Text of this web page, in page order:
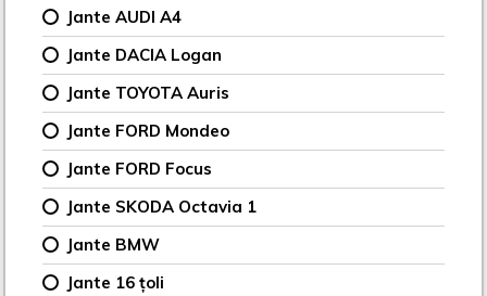
Jante AUDI A4
Jante DACIA Logan
Jante TOYOTA Auris
Jante FORD Mondeo
Jante FORD Focus
Jante SKODA Octavia 1
Jante BMW
Jante 16 țoli